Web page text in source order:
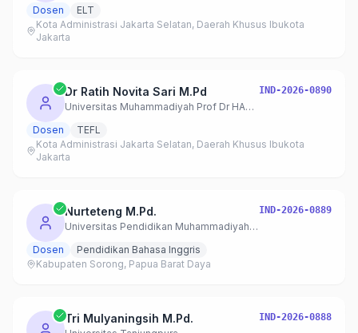
Dosen
ELT
Kota Administrasi Jakarta Selatan, Daerah Khusus Ibukota
Jakarta
Dr Ratih Novita Sari M.Pd
Universitas Muhammadiyah Prof Dr HAMKA
IND-2026-0890
Dosen
TEFL
Kota Administrasi Jakarta Selatan, Daerah Khusus Ibukota
Jakarta
Nurteteng M.Pd.
Universitas Pendidikan Muhammadiyah Sorong
IND-2026-0889
Dosen
Pendidikan Bahasa Inggris
Kabupaten Sorong, Papua Barat Daya
Tri Mulyaningsih M.Pd. IND-2026-0888